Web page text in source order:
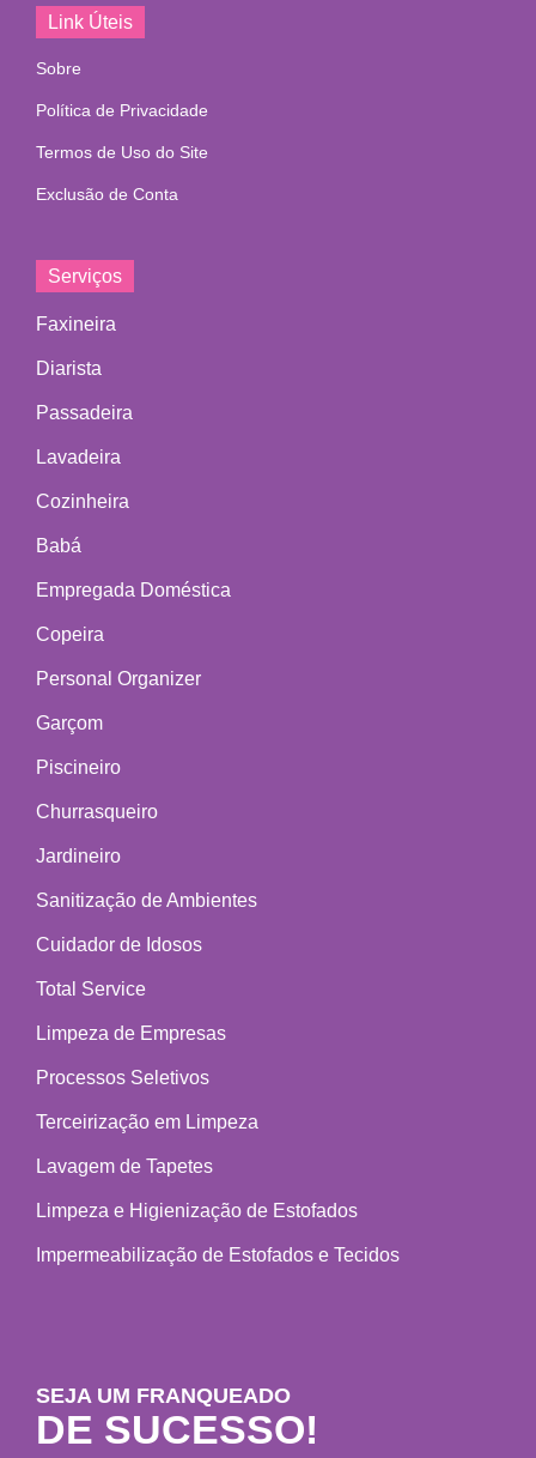
Link Úteis
Sobre
Política de Privacidade
Termos de Uso do Site
Exclusão de Conta
Serviços
Faxineira
Diarista
Passadeira
Lavadeira
Cozinheira
Babá
Empregada Doméstica
Copeira
Personal Organizer
Garçom
Piscineiro
Churrasqueiro
Jardineiro
Sanitização de Ambientes
Cuidador de Idosos
Total Service
Limpeza de Empresas
Processos Seletivos
Terceirização em Limpeza
Lavagem de Tapetes
Limpeza e Higienização de Estofados
Impermeabilização de Estofados e Tecidos
SEJA UM FRANQUEADO
DE SUCESSO!